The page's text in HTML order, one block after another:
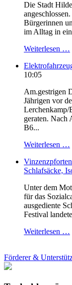
Die Stadt
Bürgerinnen
im Alltag in
Weiterlesen …
10:05
Am.gestrigen
Jährigen vor
Lerchenkamp/
geraten. Nach
B6...
Weiterlesen …
Schlafsäcke,
Unter dem
für das
ausgediente
Festival
Weiterlesen …
Förderer &